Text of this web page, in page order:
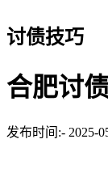
讨债技巧
合肥讨
发布时间:- 2025-